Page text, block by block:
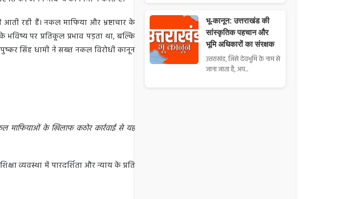
रही हैं। नकल माफिया और भ्रष्टाचार के
पर प्रतिकूल प्रभाव पड़ता था, बल्कि
सिंह धामी ने सख्त नकल विरोधी कानून
माफियाओं के खिलाफ कठोर कार्रवाई से यह
व्यवस्था में पारदर्शिता और न्याय के प्रति
भू-कानून: उत्तराखंड की
सांस्कृतिक पहचान और
भूमि अधिकारों का संरक्षक
उत्तराखंड, जिसे देवभूमि के नाम से
जाना जाता है, अप...